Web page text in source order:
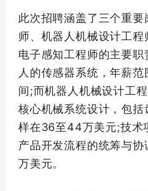
此次招聘涵盖了三个重
师、机器人机械设计工程
电子感知工程师的主要
人的传感器系统，年薪
间;而机器人机械设计工
核心机械系统设计，包括
样在36至44万美元;技术
产品开发流程的统筹与
万美元。